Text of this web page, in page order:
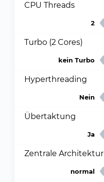
CPU Threads
2
Turbo (2 Cores)
kein Turbo
Hyperthreading
Nein
Übertaktung
Ja
Zentrale Architektur
normal